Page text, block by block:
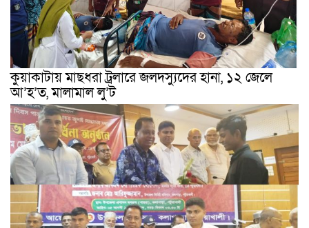
কুয়াকাটায় মাছধরা ট্রলারে জলদস্যুদের হানা, ১২ জেলে
আ’হ’ত, মালামাল লু’ট